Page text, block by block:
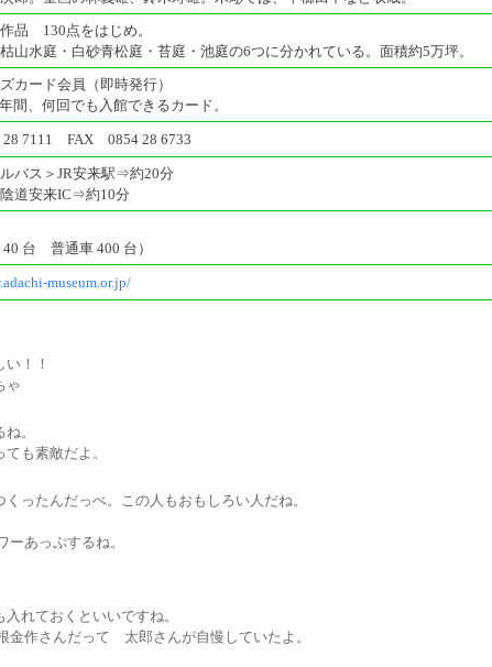
品 130点をはじめ。
山水庭・白砂青松庭・苔庭・池庭の6つに分かれている。面積約5万坪。
カード会員（即時発行）
間、何回でも入館できるカード。
7111 FAX 0854 28 6733
バス＞JR安来駅⇒約20分
道安来IC⇒約10分
40 台 普通車 400 台）
museum.or.jp/
！！
ゃ
。
も素敵だよ。
ったんだっぺ。この人もおもしろい人だね。
あっぷするね。
れておくといいですね。
作さんだって 太郎さんが自慢していたよ。